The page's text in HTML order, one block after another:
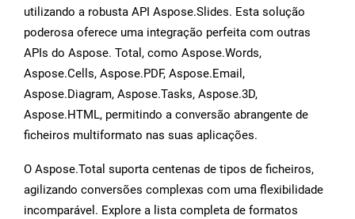
utilizando a robusta API Aspose.Slides. Esta solução
poderosa oferece uma integração perfeita com outras
APIs do Aspose. Total, como Aspose.Words,
Aspose.Cells, Aspose.PDF, Aspose.Email,
Aspose.Diagram, Aspose.Tasks, Aspose.3D,
Aspose.HTML, permitindo a conversão abrangente de
ficheiros multiformato nas suas aplicações.
O Aspose.Total suporta centenas de tipos de ficheiros,
agilizando conversões complexas com uma flexibilidade
incomparável. Explore a lista completa de formatos